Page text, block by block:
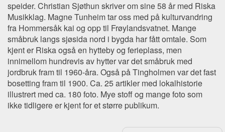
speider. Christian Sjøthun skriver om sine 58 år med Riska
Musikklag. Magne Tunheim tar oss med på kulturvandring
fra Hommersåk kai og opp til Frøylandsvatnet. Mange
småbruk langs sjøsida nord i bygda har fått omtale. Som
kjent er Riska også en hytteby og ferieplass, men
innimellom hundrevis av hytter var det småbruk med
jordbruk fram til 1960-åra. Også på Tingholmen var det fast
bosetting fram til 1900. Ca. 25 artikler med lokalhistorie
illustrert med ca. 180 foto. Mye stoff og mange foto som
ikke tidligere er kjent for et større publikum.